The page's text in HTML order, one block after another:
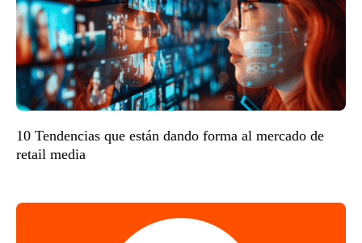
10 Tendencias que están dando forma al mercado de
retail media